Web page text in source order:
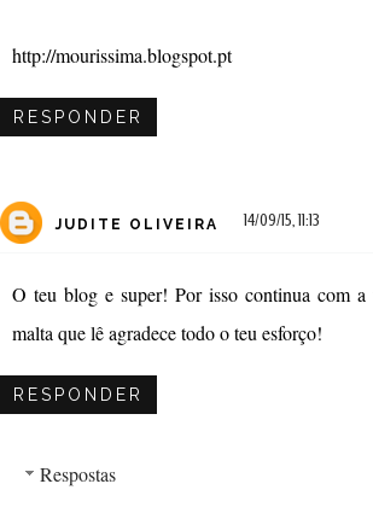
http://mourissima.blogspot.pt
RESPONDER
JUDITE OLIVEIRA 14/09/15, 11:13
O teu blog e super! Por isso continua com a
malta que lê agradece todo o teu esforço!
RESPONDER
Respostas